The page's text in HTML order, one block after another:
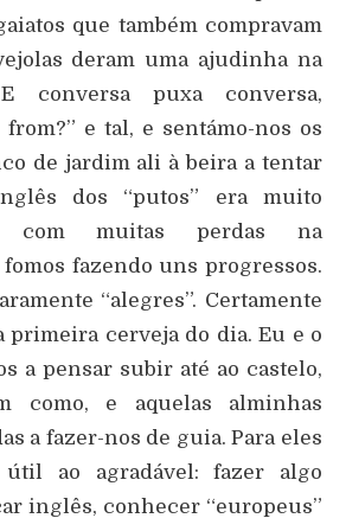
que também compravam
deram uma ajudinha na
E conversa puxa conversa,
e tal, e sentámo-nos os
de jardim ali à beira a tentar
dos “putos” era muito
com muitas perdas na
fazendo uns progressos.
“alegres”. Certamente
primeira cerveja do dia. Eu e o
a pensar subir até ao castelo,
como, e aquelas alminhas
a fazer-nos de guia. Para eles
ao agradável: fazer algo
inglês, conhecer “europeus”